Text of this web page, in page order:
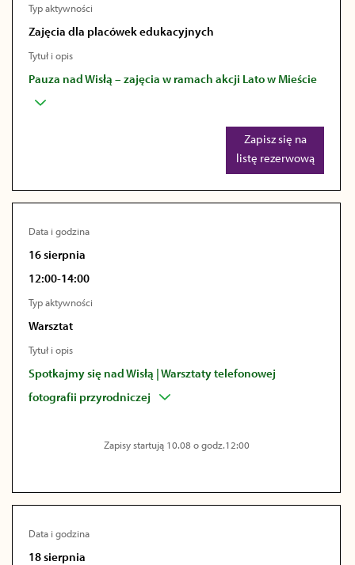
Typ aktywności
Zajęcia dla placówek edukacyjnych
Tytuł i opis
Pauza nad Wisłą – zajęcia w ramach akcji Lato w Mieście
Zapisz się na
listę rezerwową
Data i godzina
16 sierpnia
12:00-14:00
Typ aktywności
Warsztat
Tytuł i opis
Spotkajmy się nad Wisłą | Warsztaty telefonowej
fotografii przyrodniczej
Zapisy startują 10.08 o godz.12:00
Data i godzina
18 sierpnia